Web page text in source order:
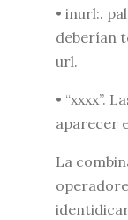
• inurl:.
deberían
url.
• “xxxx”.
aparecer
La